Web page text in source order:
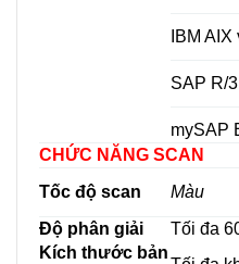
IBM
SAP R/
mySAP
CHỨC NĂNG SCAN
Tốc độ scan
Màu
Độ phân giải
Tối đa
Kích thước bản